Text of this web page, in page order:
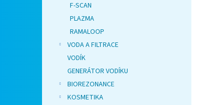
F-SCAN
PLAZMA
RAMALOOP
VODA A FILTRACE
VODÍK
GENERÁTOR VODÍKU
BIOREZONANCE
KOSMETIKA